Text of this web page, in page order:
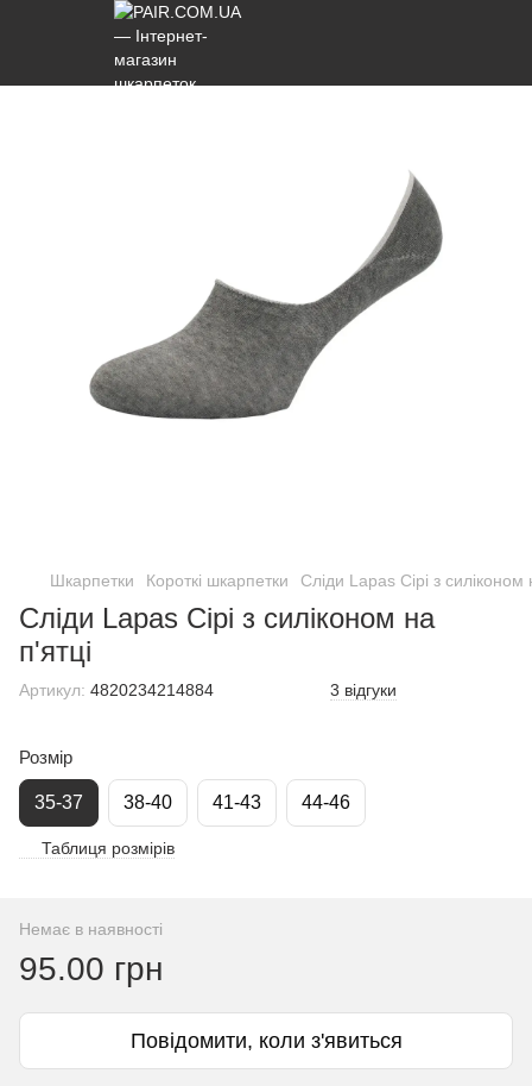
Шкарпетки Короткі шкарпетки Сліди Lapas Сірі з силіконом
Сліди Lapas Сірі з силіконом на
п'ятці
Артикул: 4820234214884 3 відгуки
Розмір
35-37 38-40 41-43 44-46
Таблиця розмірів
Немає в наявності
95.00 грн
Повідомити, коли з'явиться